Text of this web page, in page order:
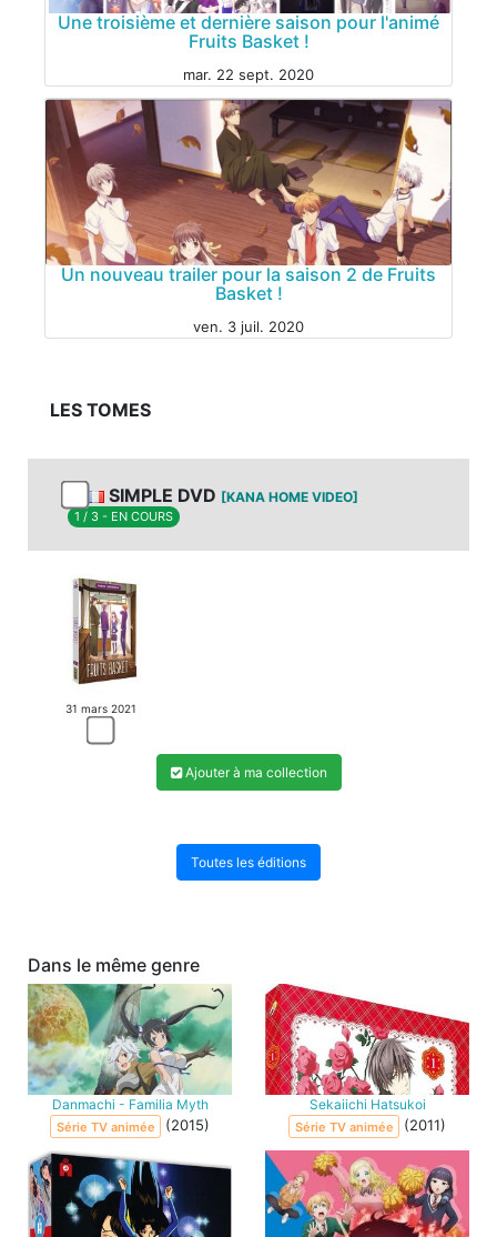
INSOLITE
Une troisième et dernière saison pour l'animé
Fruits Basket !
mar. 22 sept. 2020
Un nouveau trailer pour la saison 2 de Fruits
Basket !
ven. 3 juil. 2020
LES TOMES
SIMPLE DVD [KANA HOME VIDEO]
1 / 3 - EN COURS
31 mars 2021
Ajouter à ma collection
Toutes les éditions
Dans le même genre
Danmachi - Familia Myth
Série TV animée (2015)
Sekaiichi Hatsukoi
Série TV animée (2011)